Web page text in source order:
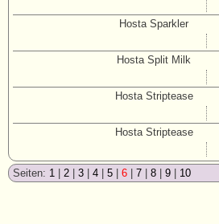
Hosta Sparkler
Hosta Split Milk
Hosta Striptease
Hosta Striptease
Seiten: 1 2 3 4 5 6 7 8 9 10